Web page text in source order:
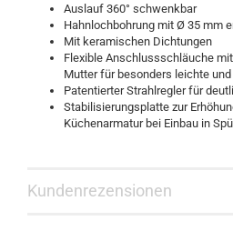
Auslauf 360° schwenkbar
Hahnlochbohrung mit Ø 35 mm
Mit keramischen Dichtungen
Flexible Anschlussschläuche
Mutter für besonders leichte
Patentierter Strahlregler für
Stabilisierungsplatte zur
Küchenarmatur bei Einbau in
Kundenrezensionen